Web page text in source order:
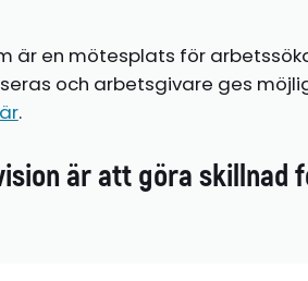
är en mötesplats för
och arbetsgivare ges
.
är att göra skillnad